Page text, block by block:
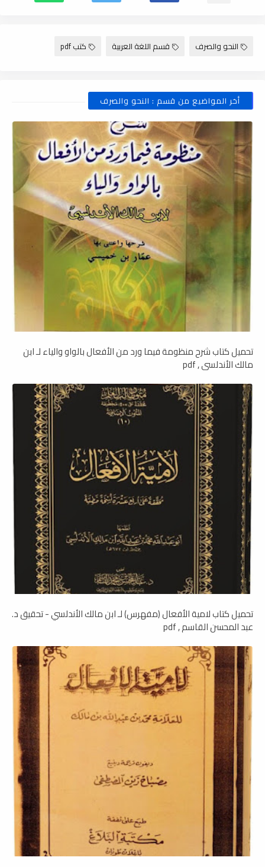
النحو والصرف قسم اللغة العربية كتب pdf
أخر المواضيع من قسم : النحو والصرف
تحميل كتاب شرح منظومة فيما ورد من الأفعال بالواو والياء لـ ابن
مالك الأندلسي , pdf
تحميل كتاب لامية الأفعال (مفهرس) لـ ابن مالك الأندلسي - تحقيق د.
عبد المحسن القاسم , pdf